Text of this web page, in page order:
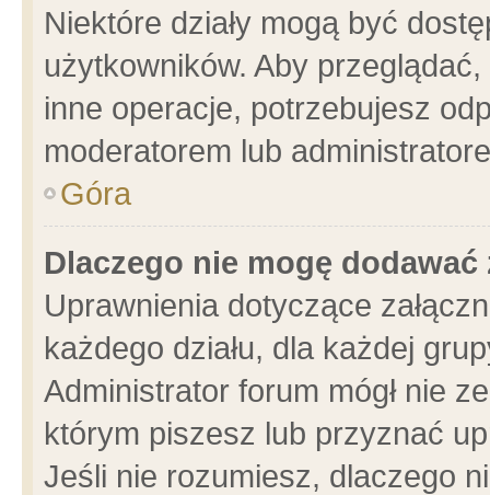
Niektóre działy mogą być
użytkowników. Aby
inne operacje, potrzebujesz
moderatorem lub
Góra
Dlaczego nie mogę dodawać
Uprawnienia dotyczące
każdego działu, dla każdej
Administrator forum mógł nie
którym piszesz lub przyznać
Jeśli nie rozumiesz, dlaczego